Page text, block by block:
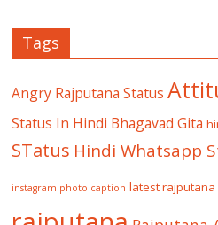
Tags
Angry Rajputana Status
Status In Hindi Bhagavad Gita
STatus Hindi Whatsapp
instagram photo caption latest